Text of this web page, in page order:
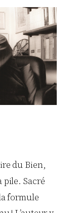
du Bien,
pile. Sacré
formule